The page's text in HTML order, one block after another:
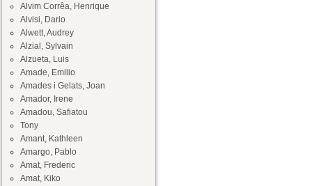
Alvim Corrêa, Henrique
Alvisi, Dario
Alwett, Audrey
Alzial, Sylvain
Alzueta, Luis
Amade, Emilio
Amades i Gelats, Joan
Amador, Irene
Amadou, Safiatou
Tony
Amant, Kathleen
Amargo, Pablo
Amat, Frederic
Amat, Kiko